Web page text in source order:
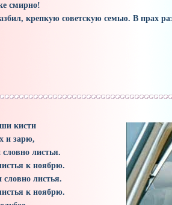
смирно!
крепкую советскую семью. В прах
кисти
и зарю,
листья.
к ноябрю.
листья.
к ноябрю.